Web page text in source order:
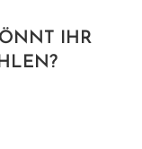
IHR